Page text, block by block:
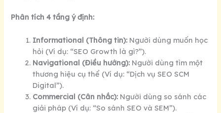
Phân tích 4 tầng ý định:
Informational (Thông tin): Người dùng muốn học
hỏi (Ví dụ: “SEO Growth là gì?”).
Navigational (Điều hướng): Người dùng tìm một
thương hiệu cụ thể (Ví dụ: “Dịch vụ SEO SCM
Digital”).
Commercial (Cân nhắc): Người dùng so sánh các
giải pháp (Ví dụ: “So sánh SEO và SEM”).